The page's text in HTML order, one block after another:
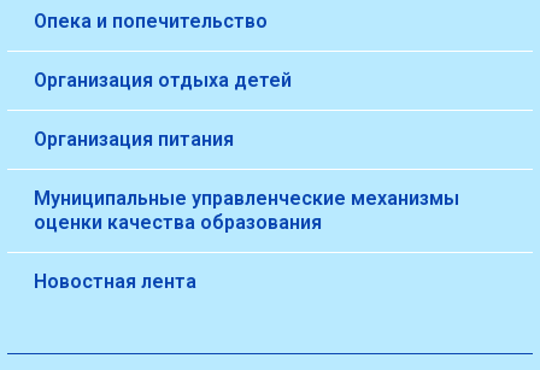
Опека и попечительство
Организация отдыха детей
Организация питания
Муниципальные управленческие механизмы
оценки качества образования
Новостная лента